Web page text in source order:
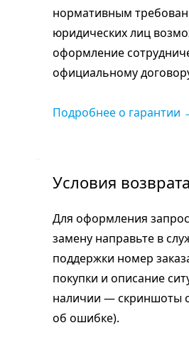
нормативным
юридических лиц
оформление
официальному
Подробнее о гарантии
Условия возврата
Для оформления
замену направьте в
поддержки номер
покупки и описание
наличии — скриншоты
об ошибке).